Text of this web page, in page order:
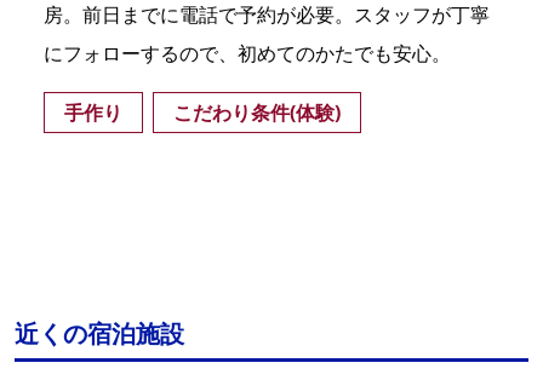
房。前日までに電話で予約が必要。スタッフが丁寧
にフォローするので、初めてのかたでも安心。
手作り こだわり条件(体験)
近くの宿泊施設